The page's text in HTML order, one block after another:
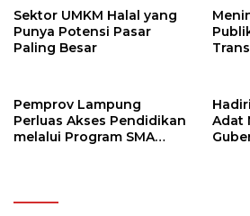
Sektor UMKM Halal yang
Punya Potensi Pasar
Paling Besar
Pemprov Lampung
Perluas Akses Pendidikan
melalui Program SMA
Adat